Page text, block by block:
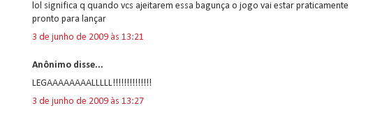
lol significa q quando vcs ajeitarem essa bagunça o jogo vai estar praticamente
pronto para lançar
3 de junho de 2009 às 13:21
Anônimo disse...
LEGAAAAAAAALLLLL!!!!!!!!!!!!!!
3 de junho de 2009 às 13:27